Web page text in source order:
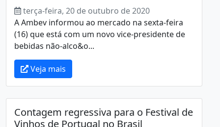
terça-feira, 20 de outubro de 2020
A Ambev informou ao mercado na sexta-feira
(16) que está com um novo vice-presidente de
bebidas não-alco&o...
Veja mais
Contagem regressiva para o Festival de
Vinhos de Portugal no Brasil